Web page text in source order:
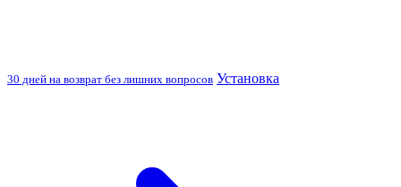
30 дней на возврат без лишних вопросов Установка